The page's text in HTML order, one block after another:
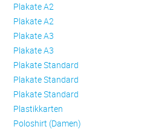
Plakate A2
Plakate A2
Plakate A3
Plakate A3
Plakate Standard
Plakate Standard
Plakate Standard
Plastikkarten
Poloshirt (Damen)